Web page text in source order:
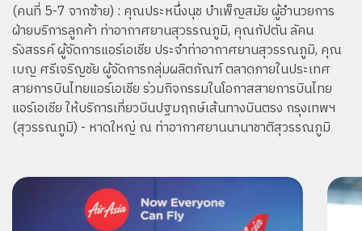
(คนที่ 5-7 จากซ้าย) : คุณประหนึ่งนุช บำเพ็ญสมัย ผู้อำนวยการ
ฝ่ายบริการลูกค้า ท่าอากาศยานสุวรรณภูมิ, คุณกัปตัน ลัคน
รังสรรค์ ผู้จัดการแอร์เอเชีย ประจำท่าอากาศยานสุวรรณภูมิ, คุณ
เบญ ศรีเจริญชัย ผู้จัดการกลุ่มผลิตภัณฑ์ ตลาดภายในประเทศ
สายการบินไทยแอร์เอเชีย ร่วมกิจกรรมในโอกาสสายการบินไทย
แอร์เอเชีย ให้บริการเที่ยวบินปฐมฤกษ์เส้นทางบินตรง กรุงเทพฯ
(สุวรรณภูมิ) - หาดใหญ่ ณ ท่าอากาศยานนานาชาติสุวรรณภูมิ